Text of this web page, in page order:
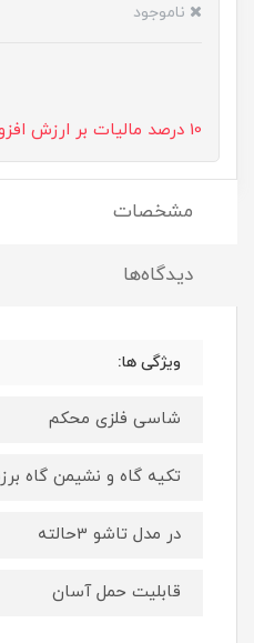
ناموجود
10 درصد مالیات بر ارزش افزوده اضافه خواهد شد.
مشخصات
دیدگاه‌ها
ویژگی ها:
شاسی فلزی محکم
تکیه گاه و نشیمن گاه
در مدل تاشو 3حالته
قابلیت حمل آسان